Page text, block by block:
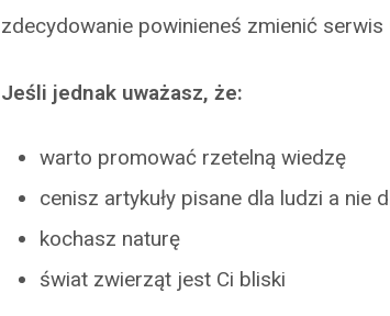
zdecydowanie powinieneś zmienić serwis
Jeśli jednak uważasz, że:
warto promować rzetelną wiedzę
cenisz artykuły pisane dla ludzi a nie
kochasz naturę
świat zwierząt jest Ci bliski